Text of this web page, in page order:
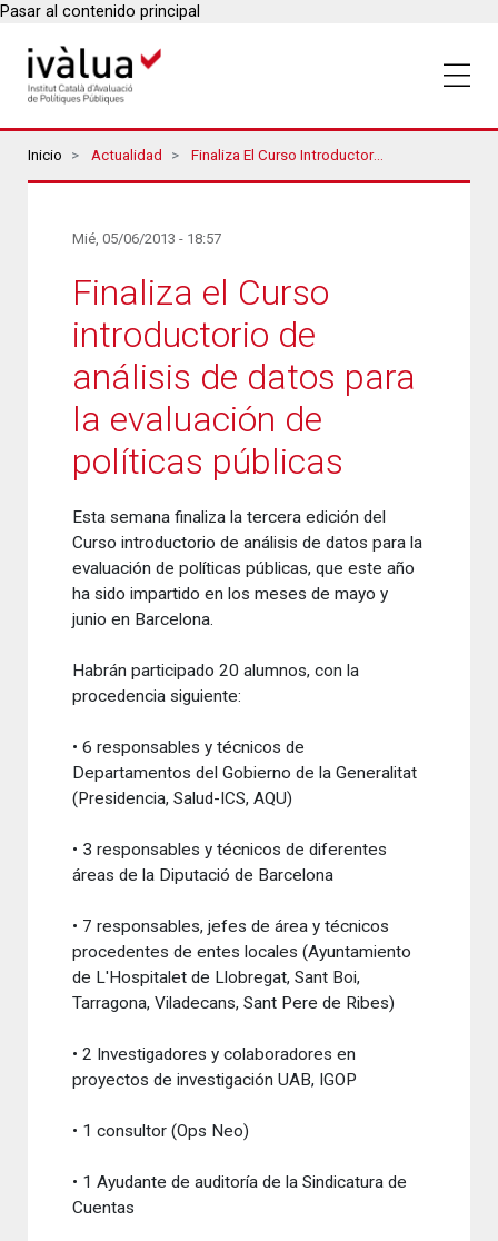
Pasar al contenido principal
Breadcrumbs
Inicio Actualidad Finaliza El Curso Introductorio De Análisis De Datos Para La Evaluación De Políticas Públicas
Mié, 05/06/2013 - 18:57
Finaliza el Curso
introductorio de
análisis de datos para
la evaluación de
políticas públicas
Esta semana finaliza la tercera edición del
Curso introductorio de análisis de datos para la
evaluación de políticas públicas, que este año
ha sido impartido en los meses de mayo y
junio en Barcelona.
Habrán participado 20 alumnos, con la
procedencia siguiente:
• 6 responsables y técnicos de
Departamentos del Gobierno de la Generalitat
(Presidencia, Salud-ICS, AQU)
• 3 responsables y técnicos de diferentes
áreas de la Diputació de Barcelona
• 7 responsables, jefes de área y técnicos
procedentes de entes locales (Ayuntamiento
de L'Hospitalet de Llobregat, Sant Boi,
Tarragona, Viladecans, Sant Pere de Ribes)
• 2 Investigadores y colaboradores en
proyectos de investigación UAB, IGOP
• 1 consultor (Ops Neo)
• 1 Ayudante de auditoría de la Sindicatura de
Cuentas